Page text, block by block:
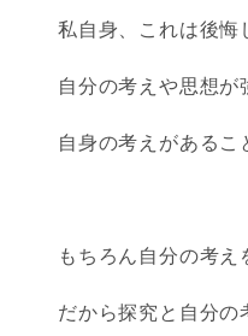
私自身、これは後悔
自分の考えや思想が
自身の考えがあるこ
もちろん自分の考え
だから探究と自分の